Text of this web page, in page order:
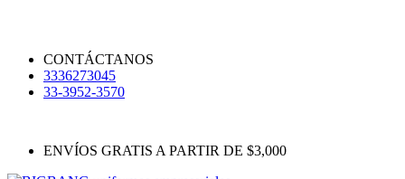
CONTÁCTANOS
3336273045
33-3952-3570
ENVÍOS GRATIS A PARTIR DE $3,000